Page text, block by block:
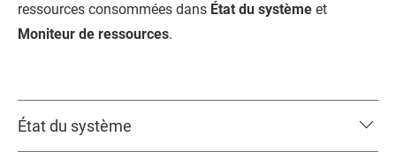
ressources consommées dans État du système et
Moniteur de ressources.
État du système